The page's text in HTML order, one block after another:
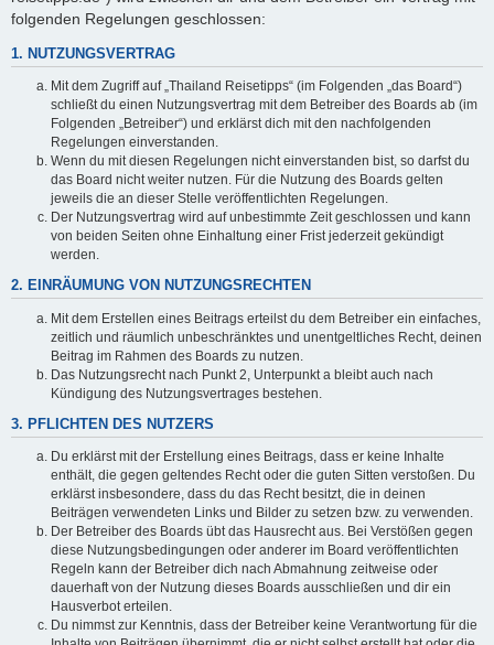
folgenden Regelungen geschlossen:
1. NUTZUNGSVERTRAG
Mit dem Zugriff auf „Thailand Reisetipps“ (im Folgenden „das Board“)
schließt du einen Nutzungsvertrag mit dem Betreiber des Boards ab (im
Folgenden „Betreiber“) und erklärst dich mit den nachfolgenden
Regelungen einverstanden.
Wenn du mit diesen Regelungen nicht einverstanden bist, so darfst du
das Board nicht weiter nutzen. Für die Nutzung des Boards gelten
jeweils die an dieser Stelle veröffentlichten Regelungen.
Der Nutzungsvertrag wird auf unbestimmte Zeit geschlossen und kann
von beiden Seiten ohne Einhaltung einer Frist jederzeit gekündigt
werden.
2. EINRÄUMUNG VON NUTZUNGSRECHTEN
Mit dem Erstellen eines Beitrags erteilst du dem Betreiber ein einfaches,
zeitlich und räumlich unbeschränktes und unentgeltliches Recht, deinen
Beitrag im Rahmen des Boards zu nutzen.
Das Nutzungsrecht nach Punkt 2, Unterpunkt a bleibt auch nach
Kündigung des Nutzungsvertrages bestehen.
3. PFLICHTEN DES NUTZERS
Du erklärst mit der Erstellung eines Beitrags, dass er keine Inhalte
enthält, die gegen geltendes Recht oder die guten Sitten verstoßen. Du
erklärst insbesondere, dass du das Recht besitzt, die in deinen
Beiträgen verwendeten Links und Bilder zu setzen bzw. zu verwenden.
Der Betreiber des Boards übt das Hausrecht aus. Bei Verstößen gegen
diese Nutzungsbedingungen oder anderer im Board veröffentlichten
Regeln kann der Betreiber dich nach Abmahnung zeitweise oder
dauerhaft von der Nutzung dieses Boards ausschließen und dir ein
Hausverbot erteilen.
Du nimmst zur Kenntnis, dass der Betreiber keine Verantwortung für die